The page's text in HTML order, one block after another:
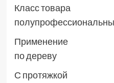
Класс товара
Применение
по дереву
С протяжкой